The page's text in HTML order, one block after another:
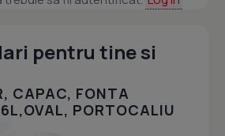
pentru tine si
CAPAC, FONTA
PORTOCALIU